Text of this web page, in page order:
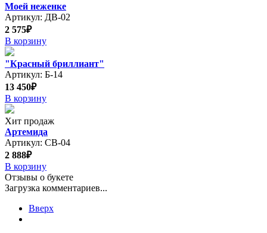
Моей неженке
Артикул: ДВ-02
2 575₽
В корзину
"Красный бриллиант"
Артикул: Б-14
13 450₽
В корзину
Хит продаж
Артемида
Артикул: СВ-04
2 888₽
В корзину
Отзывы о букете
Загрузка комментариев...
Вверх